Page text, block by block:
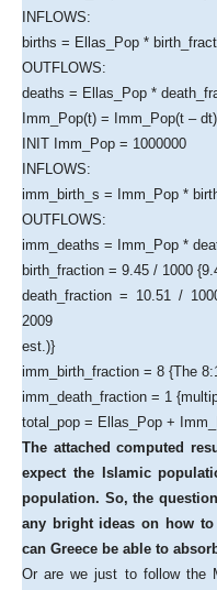
INFLOWS:
births = Ellas_Pop *
OUTFLOWS:
deaths = Ellas_Pop *
Imm_Pop(t) = Imm_Pop(t –
INIT Imm_Pop = 1000000
INFLOWS:
imm_birth_s = Imm_Pop *
OUTFLOWS:
imm_deaths = Imm_Pop *
birth_fraction = 9.45 / 1000
death_fraction = 10.51 /
2009
est.)}
imm_birth_fraction = 8 {The
imm_death_fraction = 1
total_pop = Ellas_Pop +
The attached computed
expect the Islamic
population. So, the
any bright ideas on how
can Greece be able to
Or are we just to follow the